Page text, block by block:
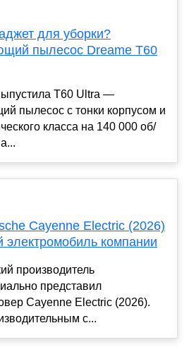
для уборки?
пылесос Dreame T60
T60 Ultra —
пылесос с тонки корпусом и
класса на 140 000 об/
Cayenne Electric (2026)
компании
производитель
представил
Cayenne Electric (2026).
с...